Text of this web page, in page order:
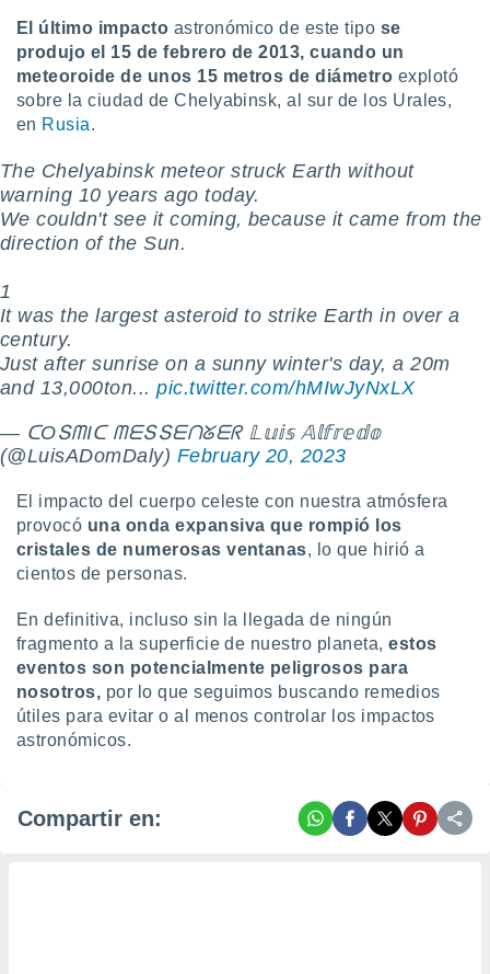
El último impacto astronómico de este tipo se
produjo el 15 de febrero de 2013, cuando un
meteoroide de unos 15 metros de diámetro explotó
sobre la ciudad de Chelyabinsk, al sur de los Urales,
en Rusia.
The Chelyabinsk meteor struck Earth without
warning 10 years ago today.
We couldn't see it coming, because it came from the
direction of the Sun.
1️
It was the largest asteroid to strike Earth in over a
century.
Just after sunrise on a sunny winter's day, a 20m
and 13,000ton...pic.twitter.com/hMIwJyNxLX
— ᑕOՏᗰIᑕ ᗰᗴՏՏᗴᑎᘜᗴᖇ 𝕃𝕦𝕚𝕤 𝔸𝕝𝕗𝕣𝕖𝕕𝕠
(@LuisADomDaly) February 20, 2023
El impacto del cuerpo celeste con nuestra atmósfera
provocó una onda expansiva que rompió los
cristales de numerosas ventanas, lo que hirió a
cientos de personas.
En definitiva, incluso sin la llegada de ningún
fragmento a la superficie de nuestro planeta,estos
eventos son potencialmente peligrosos para
nosotros, por lo que seguimos buscando remedios
útiles para evitar o al menos controlar los impactos
astronómicos.
Compartir en: